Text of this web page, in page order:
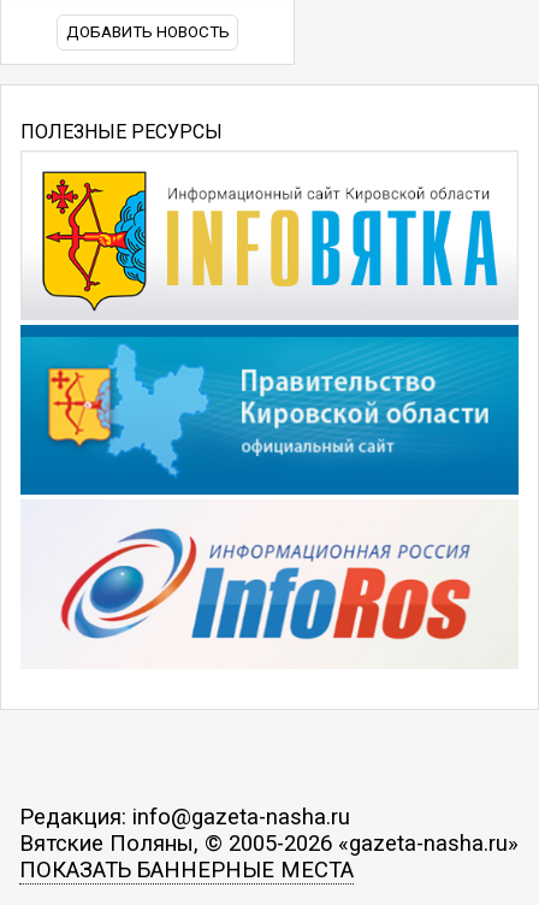
ДОБАВИТЬ НОВОСТЬ
ПОЛЕЗНЫЕ РЕСУРСЫ
Редакция: info@gazeta-nasha.ru
Вятские Поляны, © 2005-2026 «gazeta-nasha.ru»
ПОКАЗАТЬ БАННЕРНЫЕ МЕСТА